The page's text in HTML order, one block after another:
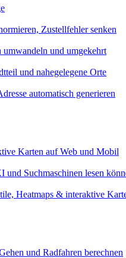
Zustellfehler senken
und umgekehrt
und nahegelegene Orte
automatisch generieren
Karten auf Web und Mobil
und Suchmaschinen lesen
Heatmaps & interaktive
und Radfahren berechnen